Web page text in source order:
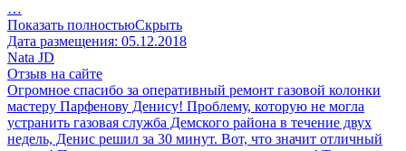
…
Показать полностьюСкрыть
Дата размещения: 05.12.2018
Nata JD
Отзыв на сайте
Огромное спасибо за оперативный ремонт газовой колонки
мастеру Парфенову Денису! Проблему, которую не могла
устранить газовая служба Демского района в течение двух
недель, Денис решил за 30 минут. Вот, что значит отличный